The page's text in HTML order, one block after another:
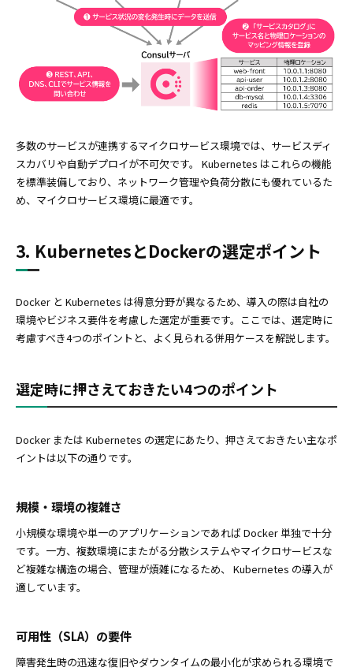
多数のサービスが連携するマイクロサービス環境では、サービスディ
スカバリや自動デプロイが不可欠です。 Kubernetes はこれらの機能
を標準装備しており、ネットワーク管理や負荷分散にも優れているた
め、マイクロサービス環境に最適です。
3. KubernetesとDockerの選定ポイント
Docker と Kubernetes は得意分野が異なるため、導入の際は自社の
環境やビジネス要件を考慮した選定が重要です。ここでは、選定時に
考慮すべき4つのポイントと、よく見られる併用ケースを解説します。
選定時に押さえておきたい4つのポイント
Docker または Kubernetes の選定にあたり、押さえておきたい主なポ
イントは以下の通りです。
規模・環境の複雑さ
小規模な環境や単一のアプリケーションであれば Docker 単独で十分
です。一方、複数環境にまたがる分散システムやマイクロサービスな
ど複雑な構造の場合、管理が煩雑になるため、 Kubernetes の導入が
適しています。
可用性（SLA）の要件
障害発生時の迅速な復旧やダウンタイムの最小化が求められる環境で